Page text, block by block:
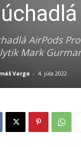
AirPods
Mark
Varga - 4. júla 2022